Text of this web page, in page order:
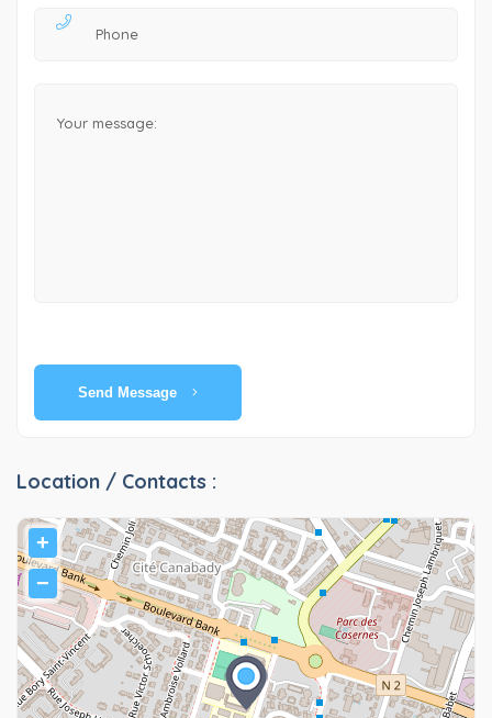
Send Message
Location / Contacts :
+
−